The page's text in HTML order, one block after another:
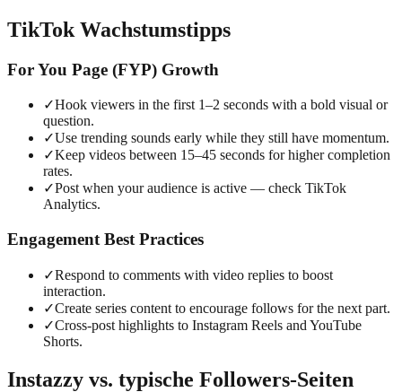
TikTok Wachstumstipps
For You Page (FYP) Growth
✓Hook viewers in the first 1–2 seconds with a bold visual or
question.
✓Use trending sounds early while they still have momentum.
✓Keep videos between 15–45 seconds for higher completion
rates.
✓Post when your audience is active — check TikTok
Analytics.
Engagement Best Practices
✓Respond to comments with video replies to boost
interaction.
✓Create series content to encourage follows for the next part.
✓Cross-post highlights to Instagram Reels and YouTube
Shorts.
Instazzy vs. typische Followers-Seiten